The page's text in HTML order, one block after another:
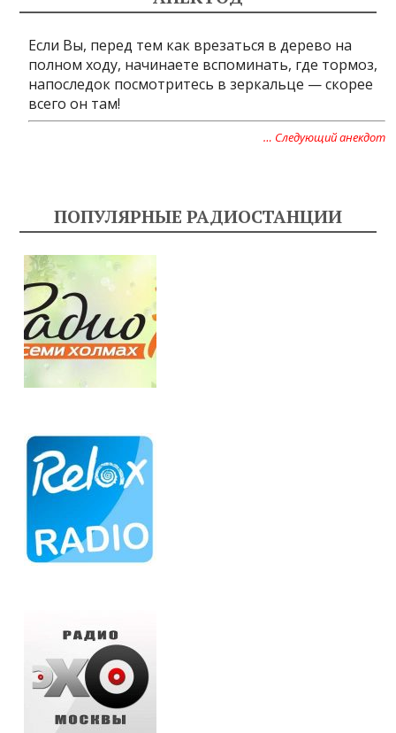
Если Вы, перед тем как врезаться в дерево на
полном ходу, начинаете вспоминать, где тормоз,
напоследок посмотритесь в зеркальце — скорее
всего он там!
… Следующий анекдот
ПОПУЛЯРНЫЕ РАДИОСТАНЦИИ